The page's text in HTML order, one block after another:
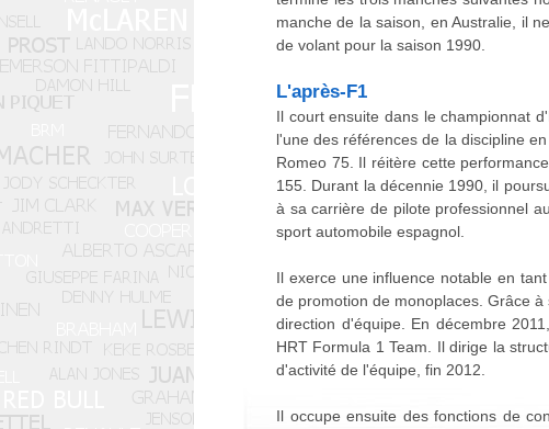
manche de la saison, en Australie, il
de volant pour la saison 1990.
L'après-F1
Il court ensuite dans le championnat
l'une des références de la discipline
Romeo 75. Il réitère cette
155. Durant la décennie 1990, il
à sa carrière de pilote professionnel
sport automobile espagnol.
Il exerce une influence notable en
de promotion de monoplaces. Grâce
direction d'équipe. En décembre
HRT Formula 1 Team. Il dirige la
d'activité de l'équipe, fin 2012.
Il occupe ensuite des fonctions de